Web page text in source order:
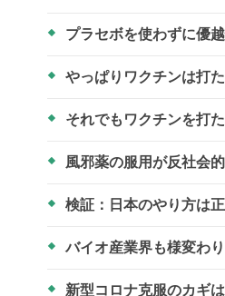
プラセボを使わずに優
やっぱりワクチンは打
それでもワクチンを打
風邪薬の服用が反社会
検証：日本のやり方は
バイオ産業界も様変わ
新型コロナ克服のカギ